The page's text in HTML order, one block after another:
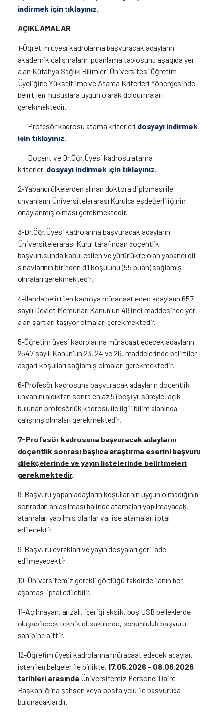
indirmek için tıklayınız.
AÇIKLAMALAR
1-Öğretim üyesi kadrolarına başvuracak adayların,
akademik çalışmaların puanlama tablosunu aşağıda yer
alan Kütahya Sağlık Bilimleri Üniversitesi Öğretim
Üyeliğine Yükseltilme ve Atama Kriterleri Yönergesinde
belirtilen hususlara uygun olarak doldurmaları
gerekmektedir.
Profesör kadrosu atama kriterleri dosyayı indirmek
için tıklayınız.
Doçent ve Dr.Öğr.Üyesi kadrosu atama
kriterleri dosyayı indirmek için tıklayınız.
2-Yabancı ülkelerden alınan doktora diploması ile
unvanların Üniversitelerarası Kurulca eşdeğerliliğinin
onaylanmış olması gerekmektedir.
3-Dr.Öğr.Üyesi kadrolarına başvuracak adayların
Üniversitelerarası Kurul tarafından doçentlik
başvurusunda kabul edilen ve yürürlükte olan yabancı dil
sınavlarının birinden dil koşulunu (55 puan) sağlamış
olmaları gerekmektedir.
4-İlanda belirtilen kadroya müracaat eden adayların 657
sayılı Devlet Memurları Kanun'un 48 inci maddesinde yer
alan şartları taşıyor olmaları gerekmektedir.
5-Öğretim üyesi kadrolarına müracaat edecek adayların
2547 sayılı Kanun'un 23, 24 ve 26. maddelerinde belirtilen
asgari koşulları sağlamış olmaları gerekmektedir.
6-Profesör kadrosuna başvuracak adayların doçentlik
unvanını aldıktan sonra en az 5 (beş) yıl süreyle, açık
bulunan profesörlük kadrosu ile ilgili bilim alanında
çalışmış olmaları gerekmektedir.
7-Profesör kadrosuna başvuracak adayların
doçentlik sonrası başlıca araştırma eserini başvuru
dilekçelerinde ve yayın listelerinde belirtmeleri
gerekmektedir.
8-Başvuru yapan adayların koşullarının uygun olmadığının
sonradan anlaşılması halinde atamaları yapılmayacak,
atamaları yapılmış olanlar var ise atamaları iptal
edilecektir.
9-Başvuru evrakları ve yayın dosyaları geri iade
edilmeyecektir.
10-Üniversitemiz gerekli gördüğü takdirde ilanın her
aşaması iptal edilebilir.
11-Açılmayan, arızalı, içeriği eksik, boş USB belleklerde
oluşabilecek teknik aksaklılarda, sorumluluk başvuru
sahibine aittir.
12-Öğretim üyesi kadrolarına müracaat edecek adaylar,
istenilen belgeler ile birlikte, 17.05.2026 - 08.06.2026
tarihleri arasında Üniversitemiz Personel Daire
Başkanlığı’na şahsen veya posta yolu ile başvuruda
bulunacaklardır.